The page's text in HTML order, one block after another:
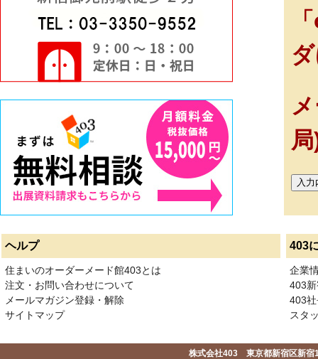
ヘルプ 403
住まいのオーダーメード館403とは
注文・お問い合わせについて
メールマガジン登録・解除
サイトマップ
企業
403
403
スタ
株式会社403 東京都新宿区新